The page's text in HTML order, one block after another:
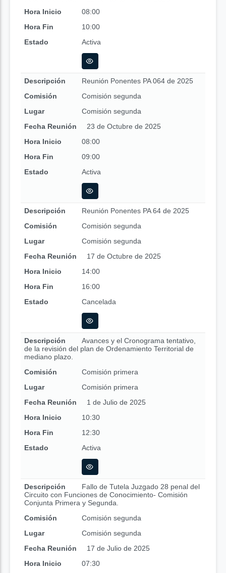
Hora Inicio
08:00
Hora Fin
10:00
Estado
Activa
Descripción
Reunión Ponentes PA 064 de 2025
Comisión
Comisión segunda
Lugar
Comisión segunda
Fecha Reunión
23 de Octubre de 2025
Hora Inicio
08:00
Hora Fin
09:00
Estado
Activa
Descripción
Reunión Ponentes PA 64 de 2025
Comisión
Comisión segunda
Lugar
Comisión segunda
Fecha Reunión
17 de Octubre de 2025
Hora Inicio
14:00
Hora Fin
16:00
Estado
Cancelada
Descripción
Avances y el Cronograma tentativo,
de la revisión del plan de Ordenamiento Territorial de
mediano plazo.
Comisión
Comisión primera
Lugar
Comisión primera
Fecha Reunión
1 de Julio de 2025
Hora Inicio
10:30
Hora Fin
12:30
Estado
Activa
Descripción
Fallo de Tutela Juzgado 28 penal del
Circuito con Funciones de Conocimiento- Comisión
Conjunta Primera y Segunda.
Comisión
Comisión segunda
Lugar
Comisión segunda
Fecha Reunión
17 de Julio de 2025
Hora Inicio
07:30